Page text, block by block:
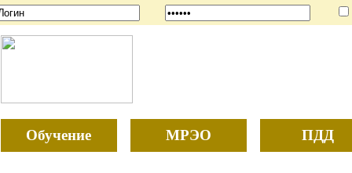
Обучение МРЭО ПДД